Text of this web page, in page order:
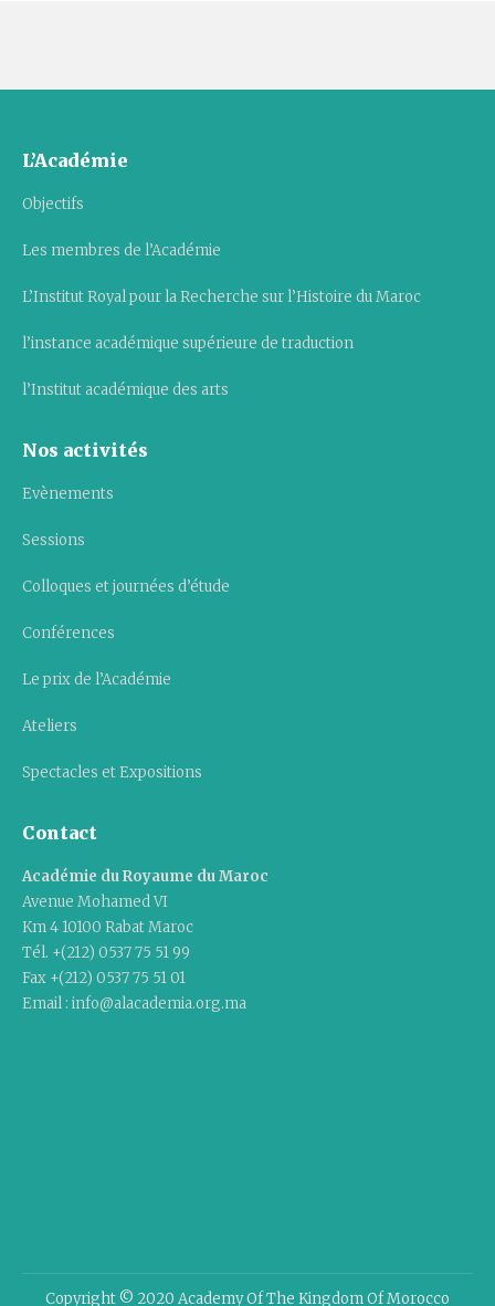
L’Académie
Objectifs
Les membres de l’Académie
L’Institut Royal pour la Recherche sur l’Histoire du Maroc
l’instance académique supérieure de traduction
l’Institut académique des arts
Nos activités
Evènements
Sessions
Colloques et journées d’étude
Conférences
Le prix de l’Académie
Ateliers
Spectacles et Expositions
Contact
Académie du Royaume du Maroc
Avenue Mohamed VI
Km 4 10100 Rabat Maroc
Tél. +(212) 0537 75 51 99
Fax +(212) 0537 75 51 01
Email : info@alacademia.org.ma
Copyright © 2020 Academy Of The Kingdom Of Morocco